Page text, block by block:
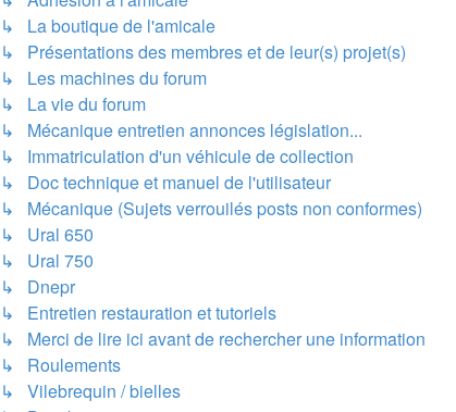
↳ La boutique de l'amicale
↳ Présentations des membres et de leur(s) projet(s)
↳ Les machines du forum
↳ La vie du forum
↳ Mécanique entretien annonces législation...
↳ Immatriculation d'un véhicule de collection
↳ Doc technique et manuel de l'utilisateur
↳ Mécanique (Sujets verrouilés posts non conformes)
↳ Ural 650
↳ Ural 750
↳ Dnepr
↳ Entretien restauration et tutoriels
↳ Merci de lire ici avant de rechercher une information
↳ Roulements
↳ Vilebrequin / bielles